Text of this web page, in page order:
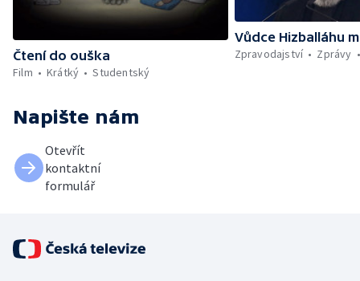
Čtení do ouška
Film
Krátký Studentský
Vůdce Hizballáhu
Zpravodajství
Zprávy
Napište nám
Otevřít
kontaktní
formulář